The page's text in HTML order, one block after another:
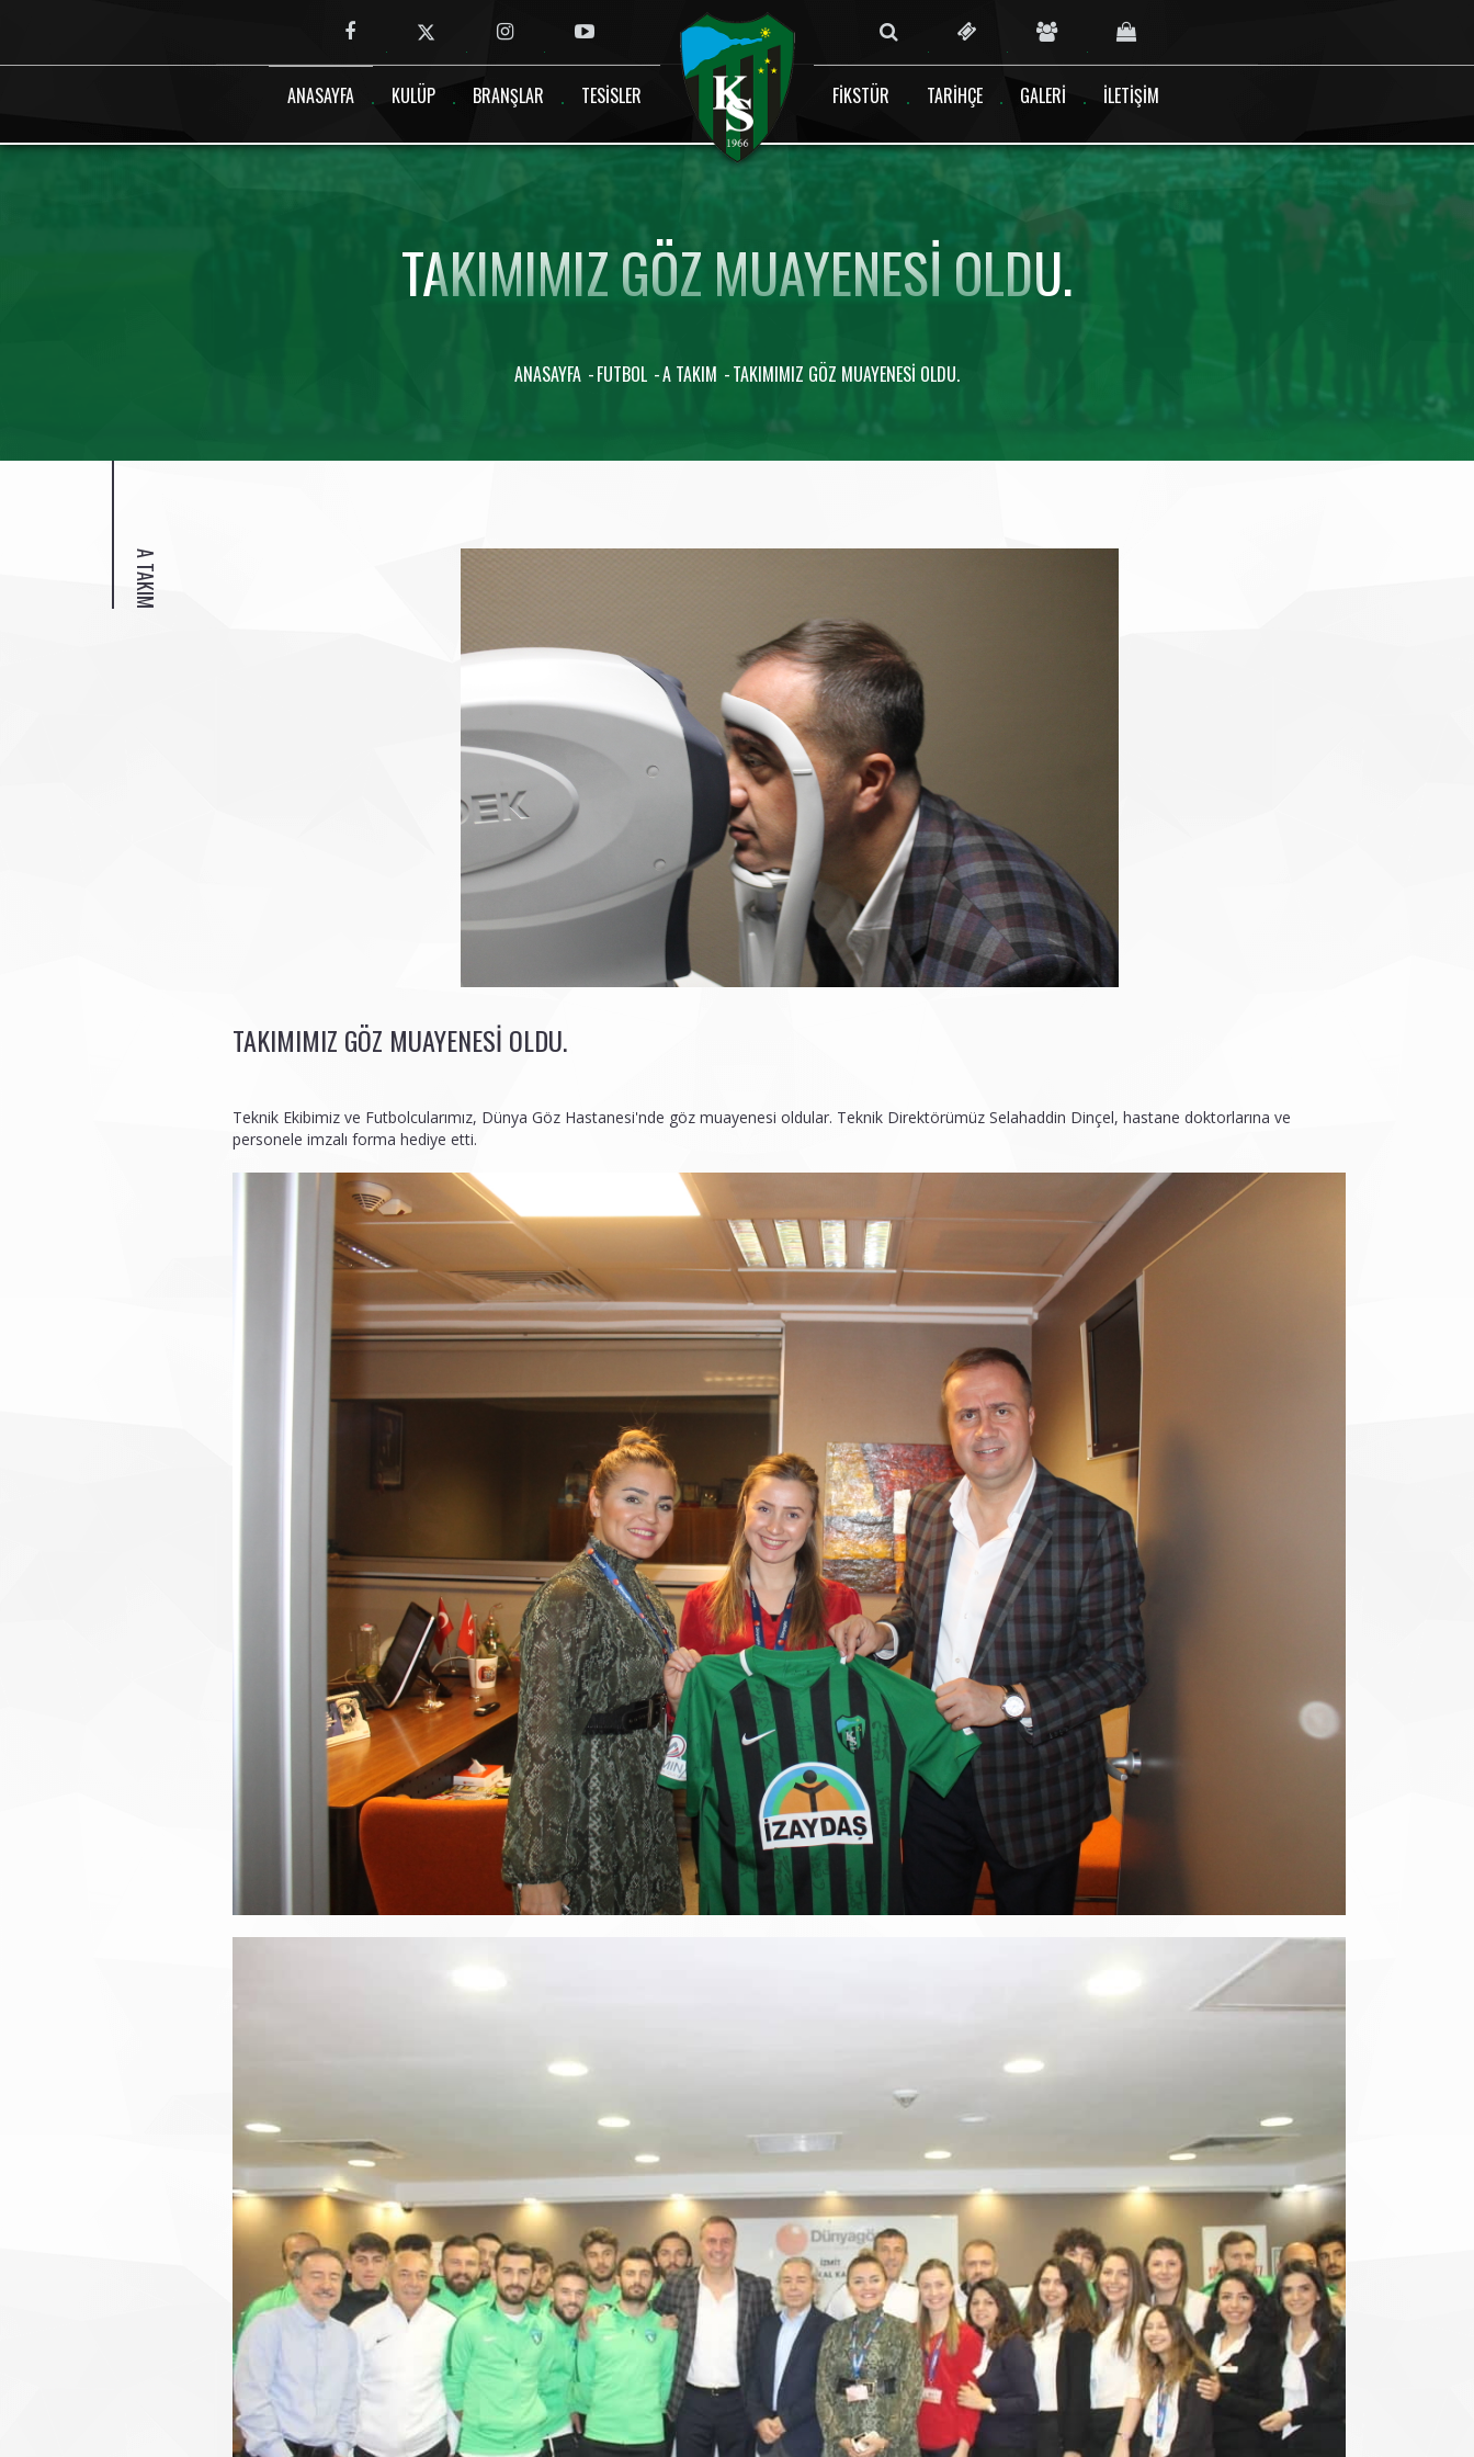
ANASAYFA KULÜP BRANŞLAR TESISLER FIKSTÜR TARIHÇE GALERI İLETIŞIM
TAKIMIMIZ GÖZ MUAYENESI OLDU.
ANASAYFA FUTBOL A TAKIM TAKIMIMIZ GÖZ MUAYENESI OLDU.
A TAKIM
TAKIMIMIZ GÖZ MUAYENESI OLDU.
Teknik Ekibimiz ve Futbolcularımız, Dünya Göz Hastanesi'nde göz muayenesi oldular. Teknik Direktörümüz Selahaddin Dinçel, hastane doktorlarına ve
personele imzalı forma hediye etti.